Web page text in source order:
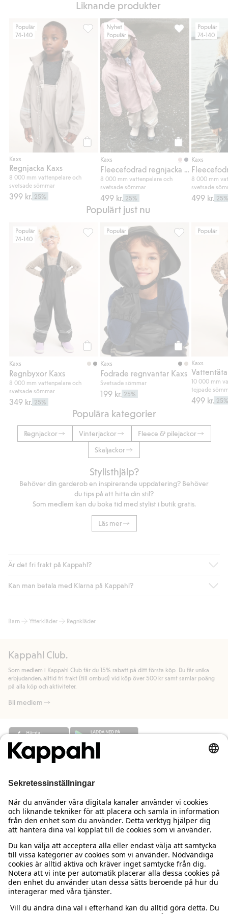
Liknande produkter
Populär
74-140
Kaxs
Regnjacka Kaxs
8 000 mm vattenpelare och
svetsade sömmar
399 kr. 25%
Regnjacka Kaxs, Lägg till i favoriter
Nyhet
Populär
Köp
Kaxs
8 000 mm vattenpelare och
svetsade sömmar
499 kr. 25%
Fleecefodrad
Populär
74-140
Kaxs
8 000 mm
svetsade
499 kr.
Populärt just nu
Populär
74-140
Kaxs
Regnbyxor Kaxs
8 000 mm vattenpelare och
svetsade sömmar
349 kr. 25%
Regnbyxor Kaxs, Lägg till i favoriter
Populär
Köp
Kaxs
Fodrade regnvantar Kaxs
Svetsade sömmar
199 kr. 25%
Fodrade
Populär
Kaxs
10 000 mm
tejpade
499 kr.
Populära kategorier
Regnjackor Vinterjackor
Fleece & pilejackor
Skaljackor
Stylisthjälp?
Behöver din garderob en inspirerande uppdatering? Behöver
du tips på att hitta din stil?
Som medlem kan du boka tid med stylist i butik gratis.
Läs mer
Är det fri frakt på Kappahl?
Är du medlem i Kappahl Club har du alltid gratis frakt till butik
automatik efter du loggat in och identifierats som medlem.
handlar för.
Läs mer
Kan man betala med Klarna på Kappahl?
bland annat faktura och swish men även andra betalningssätt.
allmänna villkor.
Läs mer
Barn Ytterkläder Regnkläder
Kappahl Club.
Som medlem i Kappahl Club får du 15% rabatt på ditt första köp. Du får unika
erbjudanden, alltid fri frakt (till ombud) vid köp över 500 kr samt samlar poäng
på alla köp och aktiviteter.
Bli medlem
Behöver du hjälp?
Kundservice
Vanliga frågor
Beställning & retur
Kontakta oss
Kappahl Club
Logga in
Kappahl Club
Medlemsvillkor
Om oss
Om Kappahl Group
Villkor & policy
Köpvillkor Sverige
Mer från oss